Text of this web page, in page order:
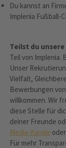
Du kannst an
Implenia Fußball-
Teilst du
Teil von Implenia.
Unser
Vielfalt,
Bewerbungen
willkommen. Wir
diese Stelle für
deiner Freunde
Media-Kanäle
Für mehr